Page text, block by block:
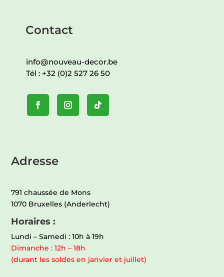
Contact
info@nouveau-decor.be
Tél : +32 (0)2 527 26 50
Adresse
791 chaussée de Mons
1070 Bruxelles (Anderlecht)
Horaires :
Lundi – Samedi : 10h à 19h
Dimanche : 12h – 18h
(durant les soldes en janvier et juillet)